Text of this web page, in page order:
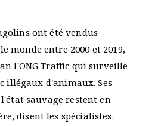
ont été vendus
monde entre 2000 et 2019,
l'ONG Traffic qui surveille
illégaux d'animaux. Ses
sauvage restent en
disent les spécialistes.